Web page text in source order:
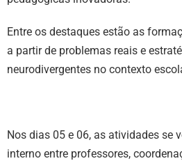
Entre os destaques estão as
a partir de problemas reais e
neurodivergentes no contexto
Nos dias 05 e 06, as atividades se
interno entre professores,